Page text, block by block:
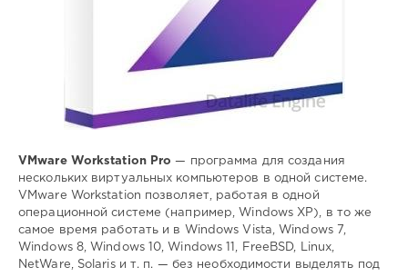
VMware Workstation Pro — программа для создания
нескольких виртуальных компьютеров в одной системе.
VMware Workstation позволяет, работая в одной
операционной системе (например, Windows XP), в то же
самое время работать и в Windows Vista, Windows 7,
Windows 8, Windows 10, Windows 11, FreeBSD, Linux,
NetWare, Solaris и т. п. — без необходимости выделять под